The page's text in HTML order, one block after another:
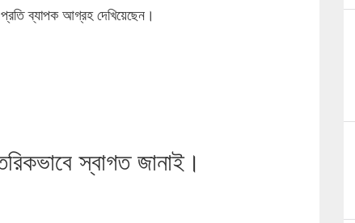
প্রতি ব্যাপক আগ্রহ দেখিয়েছেন।
স্বাগত জানাই।